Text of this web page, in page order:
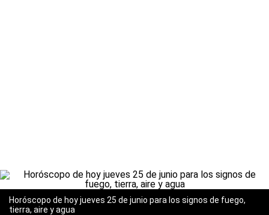
Horóscopo de hoy jueves 25 de junio para los signos de fuego,
tierra, aire y agua